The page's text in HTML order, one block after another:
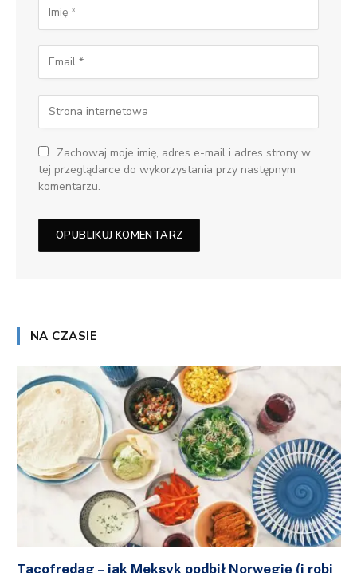
Zachowaj moje imię, adres e-mail i adres strony w
tej przeglądarce do wykorzystania przy następnym
komentarzu.
NA CZASIE
Tacofredag – jak Meksyk podbił Norwegię (i robi